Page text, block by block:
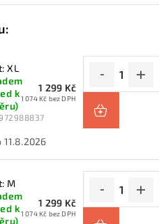
XL
k
1 299 Kč
1 074 Kč bez DPH
11.8.2026
M
k
1 299 Kč
1 074 Kč bez DPH